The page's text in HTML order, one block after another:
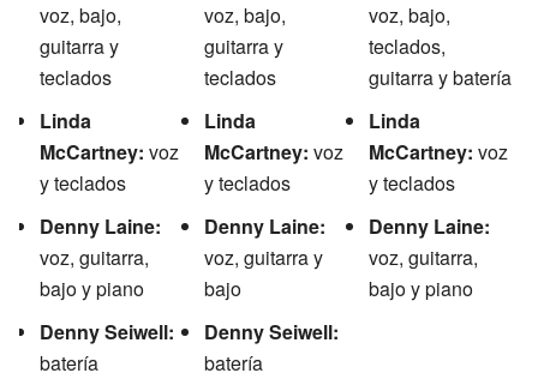
voz, bajo,
guitarra y
teclados
Linda
McCartney: voz
y teclados
Denny Laine:
voz, guitarra,
bajo y piano
Denny Seiwell:
batería
voz, bajo,
guitarra y
teclados
Linda
McCartney: voz
y teclados
Denny Laine:
voz, guitarra y
bajo
Denny Seiwell:
batería
voz, bajo,
teclados,
guitarra y batería
Linda
McCartney: voz
y teclados
Denny Laine:
voz, guitarra,
bajo y piano